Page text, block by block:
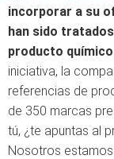
incorporar a su
han sido
producto
iniciativa, la
referencias de
de 350 marcas
tú, ¿te apuntas al
Nosotros